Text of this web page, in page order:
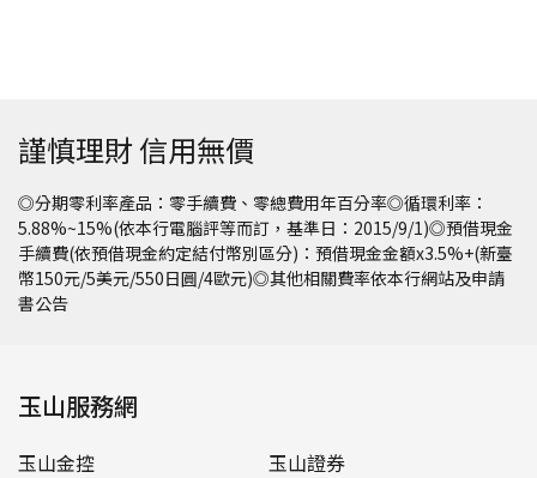
謹慎理財 信用無價
◎分期零利率產品：零手續費、零總費用年百分率◎循環利率：
5.88%~15%(依本行電腦評等而訂，基準日：2015/9/1)◎預借現金
手續費(依預借現金約定結付幣別區分)：預借現金金額x3.5%+(新臺
幣150元/5美元/550日圓/4歐元)◎其他相關費率依本行網站及申請
書公告
玉山服務網
玉山金控
玉山證券